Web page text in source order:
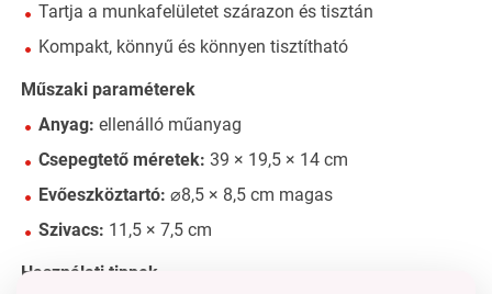
Tartja a munkafelületet szárazon és tisztán
Kompakt, könnyű és könnyen tisztítható
Műszaki paraméterek
Anyag: ellenálló műanyag
Csepegtető méretek: 39 × 19,5 × 14 cm
Evőeszköztartó: ⌀8,5 × 8,5 cm magas
Szivacs: 11,5 × 7,5 cm
Használati tippek